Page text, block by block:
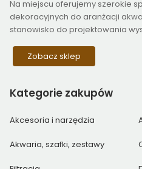
Na miejscu oferujemy szerokie
dekoracyjnych do aranżacji
stanowisko do projektowania
Zobacz sklep
Kategorie zakupów
Akcesoria i narzędzia
Akwaria, szafki, zestawy